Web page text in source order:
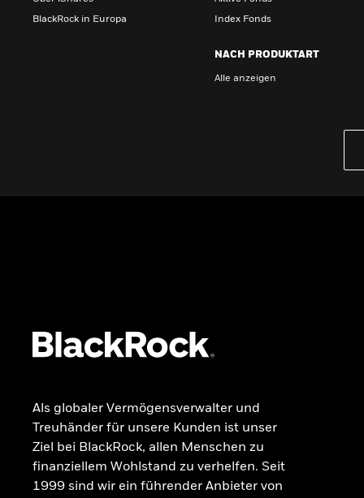
BlackRock in Europa Index Fonds
NACH PRODUKTART
Alle anzeigen
Als globaler Vermögensverwalter und
Treuhänder für unsere Kunden ist unser
Ziel bei BlackRock, allen Menschen zu
finanziellem Wohlstand zu verhelfen. Seit
1999 sind wir ein führender Anbieter von